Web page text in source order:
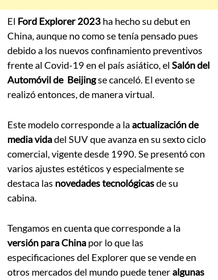
El Ford Explorer 2023 ha hecho su debut en
China, aunque no como se tenía pensado pues
debido a los nuevos confinamiento preventivos
frente al Covid-19 en el país asiático, el Salón del
Automóvil de Beijingse canceló. El evento se
realizó entonces, de manera virtual.
Este modelo corresponde a la actualización de
media vidadel SUV que avanza en su sexto ciclo
comercial, vigente desde 1990. Se presentó con
varios ajustes estéticos y especialmente se
destaca las novedades tecnológicasde su
cabina.
Tengamos en cuenta que corresponde a la
versión para China por lo que las
especificaciones del Explorer que se vende en
otros mercados del mundo puede tener algunas